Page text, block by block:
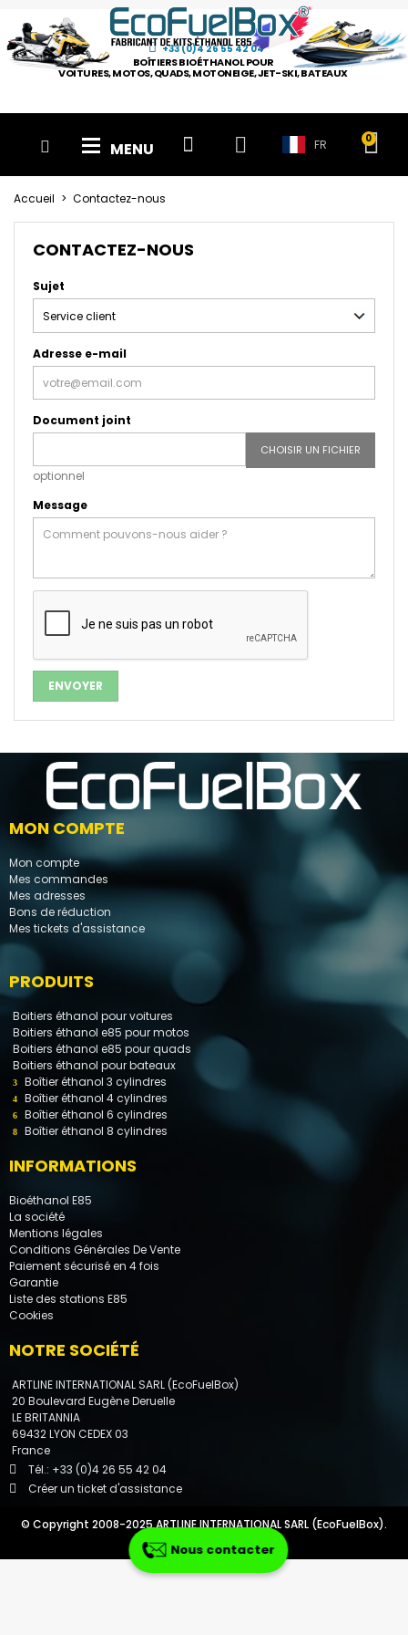
BOÎTIERS BIOÉTHANOL POUR
VOITURES, MOTOS, QUADS, MOTONEIGE, JET-SKI, BATEAUX
+33 (0)4 26 55 42 04
MENU FR
Accueil Contactez-nous
CONTACTEZ-NOUS
Sujet
Adresse e-mail
Document joint
CHOISIR UN FICHIER
optionnel
Message
MON COMPTE
Mon compte
Mes commandes
Mes adresses
Bons de réduction
Mes tickets d'assistance
PRODUITS
Boitiers éthanol pour voitures
Boitiers éthanol e85 pour motos
Boitiers éthanol e85 pour quads
Boitiers éthanol pour bateaux
Boîtier éthanol 3 cylindres
Boîtier éthanol 4 cylindres
Boîtier éthanol 6 cylindres
Boîtier éthanol 8 cylindres
INFORMATIONS
Bioéthanol E85
La société
Mentions légales
Conditions Générales De Vente
Paiement sécurisé en 4 fois
Garantie
Liste des stations E85
Cookies
NOTRE SOCIÉTÉ
ARTLINE INTERNATIONAL SARL (EcoFuelBox)
20 Boulevard Eugène Deruelle
LE BRITANNIA
69432 LYON CEDEX 03
France
Tél.: +33 (0)4 26 55 42 04
Créer un ticket d'assistance
© Copyright 2008-2025 ARTLINE INTERNATIONAL SARL (EcoFuelBox).
Tous droits réservés.
Par e-mail
Nous contacter